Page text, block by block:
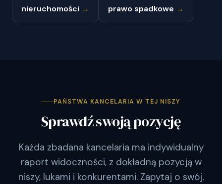
nieruchomości → prawo spadkowe →
PAŃSTWA KANCELARIA W TEJ NISZY
Sprawdź swoją pozycję
Każda zbadana kancelaria ma indywidualny
raport widoczności, z dokładną pozycją w
niszy, lukami i konkurentami. Zapytaj o swój.